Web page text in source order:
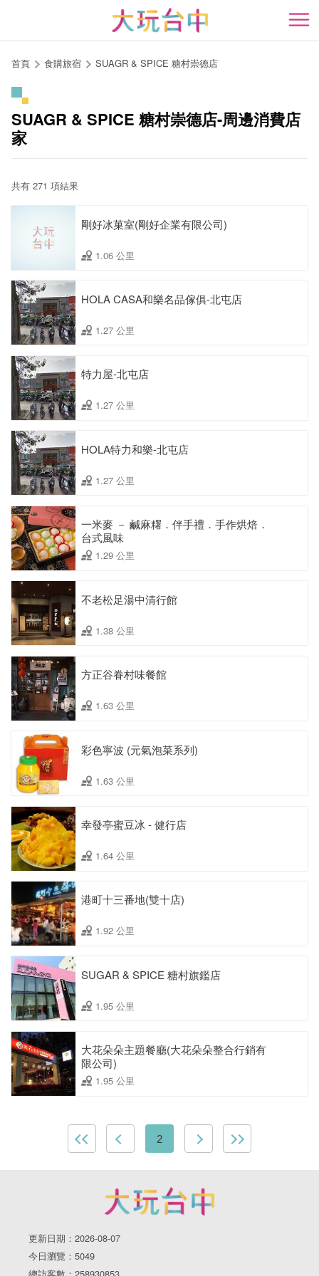
開
首頁 食購旅宿 SUAGR & SPICE 糖村崇德店
SUAGR & SPICE 糖村崇德店-周邊消費店
家
共有 271 項結果
剛好冰菓室(剛好企業有限公司)
1.06 公里
HOLA CASA和樂名品傢俱-北屯店
1.27 公里
特力屋-北屯店
1.27 公里
HOLA特力和樂-北屯店
1.27 公里
一米麥 － 鹹麻糬．伴手禮．手作烘焙．
台式風味
1.29 公里
不老松足湯中清行館
1.38 公里
方正谷眷村味餐館
1.63 公里
彩色寧波 (元氣泡菜系列)
1.63 公里
幸發亭蜜豆冰 - 健行店
1.64 公里
港町十三番地(雙十店)
1.92 公里
SUGAR & SPICE 糖村旗鑑店
1.95 公里
大花朵朵主題餐廳(大花朵朵整合行銷有
限公司)
1.95 公里
2
更新日期：2026-08-07
今日瀏覽：5049